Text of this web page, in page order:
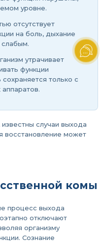
уровне.
отсутствует
на боль, дыхание
слабым.
утрачивает
функции
только с
случаи выхода
восстановление может
комы
процесс выхода
отключают
организму
Сознание